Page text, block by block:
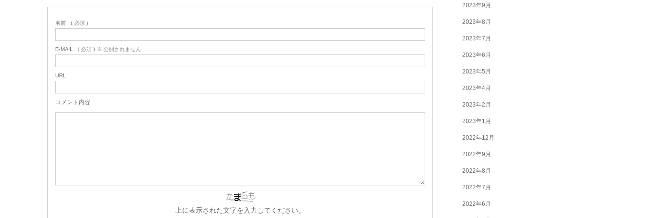
名前 ( 必須 )
E-MAIL ( 必須 ) ※ 公開されません
URL
コメント内容
上に表示された文字を入力してください。
2023年9月
2023年8月
2023年7月
2023年6月
2023年5月
2023年4月
2023年2月
2023年1月
2022年12月
2022年9月
2022年8月
2022年7月
2022年6月